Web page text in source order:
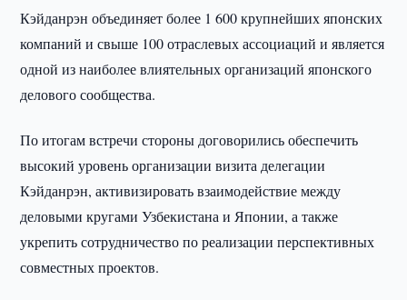
Кэйданрэн объединяет более 1 600 крупнейших японских
компаний и свыше 100 отраслевых ассоциаций и является
одной из наиболее влиятельных организаций японского
делового сообщества.
По итогам встречи стороны договорились обеспечить
высокий уровень организации визита делегации
Кэйданрэн, активизировать взаимодействие между
деловыми кругами Узбекистана и Японии, а также
укрепить сотрудничество по реализации перспективных
совместных проектов.